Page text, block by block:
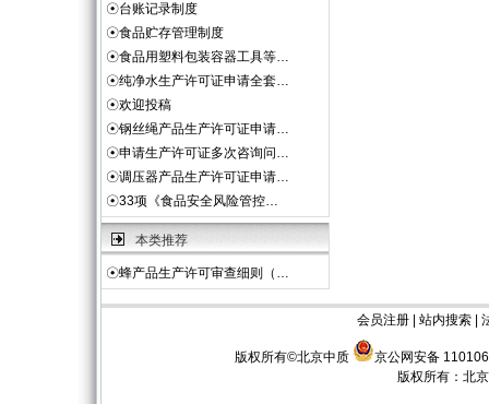
☉台账记录制度
☉食品贮存管理制度
☉食品用塑料包装容器工具等…
☉纯净水生产许可证申请全套…
☉欢迎投稿
☉钢丝绳产品生产许可证申请…
☉申请生产许可证多次咨询问…
☉调压器产品生产许可证申请…
☉33项《食品安全风险管控…
本类推荐
☉蜂产品生产许可审查细则（…
会员注册| 站内搜索|
版权所有©北京中质
京公网安备
版权所有： 北